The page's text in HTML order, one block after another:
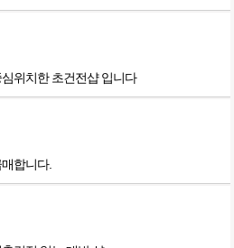
위치한 초건전샵 입니다
합니다.